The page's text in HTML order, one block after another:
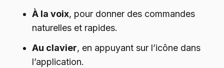
À la voix, pour donner des commandes
naturelles et rapides.
Au clavier, en appuyant sur l’icône dans
l’application.